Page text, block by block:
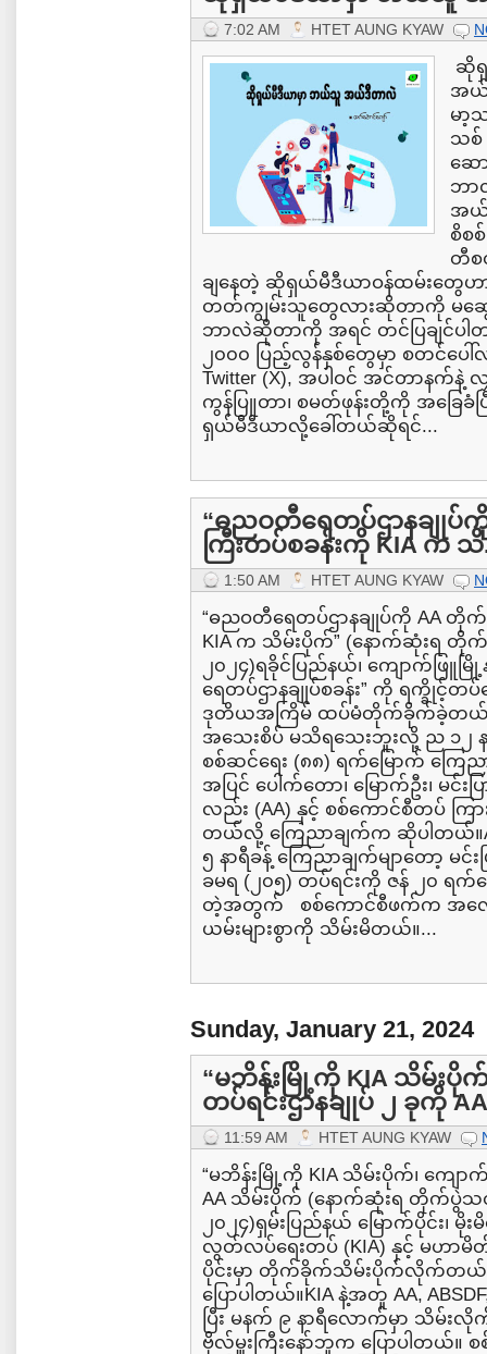
7:02 AM HTET AUNG KYAW
ဆို
အယ်
မာ့
သစ်
ဆေ
ဘာ
အယ်
စိစ
တီစ
ချနေတဲ့ ဆိုရှယ်မီဒီယာဝန်ထမ်းတွ
တတ်ကျွမ်းသူတွေလားဆိုတာကို မဆွ
ဘာလဲဆိုတာကို အရင် တင်ပြချင်ပ
၂၀၀၀ ပြည့်လွန်နှစ်တွေမှာ စတင်ပေါ်လ
Twitter (X), အပါဝင် အင်တာနက်နဲ့
ကွန်ပြူတာ၊ စမတ်ဖုန်းတို့ကို အခြေ
ရှယ်မီဒီယာလို့ခေါ်တယ်ဆိုရင်...
“ဓညဝတီရေတပ်ဌာနချုပ်
ကြီးတပ်စခန်းကို KIA က သိ
1:50 AM HTET AUNG KYAW
“ဓညဝတီရေတပ်ဌာနချုပ်ကို AA တိုက်
KIA က သိမ်းပိုက်” (နောက်ဆုံးရ တိုက်
၂၀၂၄)ရခိုင်ပြည်နယ်၊ ကျောက်ဖြူ
ရေတပ်ဌာနချုပ်စခန်း” ကို ရက္ခိုင့်တပ်
ဒုတိယအကြိမ် ထပ်မံတိုက်ခိုက်ခဲ့တယ်။
အသေးစိပ် မသိရသေးဘူးလို့ ည ၁၂ န
စစ်ဆင်ရေး (၈၈) ရက်မြောက် ကြေည
အပြင် ပေါက်တော၊ မြောက်ဦး၊ မင်
လည်း (AA) နှင့် စစ်ကောင်စီတပ် က
တယ်လို့ ကြေညာချက်က ဆိုပါတယ်။
၅ နာရီခန့် ကြေညာချက်မျာတော့
ခမရ (၂၀၅) တပ်ရင်းကို ဇန် ၂၀ ရက်
တဲ့အတွက် စစ်ကောင်စီဖက်က အလော
ယမ်းများစွာကို သိမ်းမိတယ်။...
Sunday, January 21, 2024
“မဘိန်းမြို့ကို KIA သိမ်းပို
တပ်ရင်းဌာနချုပ် ၂ ခုကို
11:59 AM HTET AUNG KYAW
“မဘိန်းမြို့ကို KIA သိမ်းပိုက်၊ ကျော
AA သိမ်းပိုက် (နောက်ဆုံးရ တိုက်ပွဲသတ
၂၀၂၄)ရှမ်းပြည်နယ် မြောက်ပိုင်း၊
လွတ်လပ်ရေးတပ် (KIA) နှင့် မဟာမိ
ပိုင်းမှာ တိုက်ခိုက်သိမ်းပိုက်လိုက်တယ်လို့
ပြောပါတယ်။KIA နဲ့အတူ AA,
ပြီး မနက် ၉ နာရီလောက်မှာ သိမ်း
ဗိုလ်မှူးကြီးနော်ဘူက ပြောပါတယ်